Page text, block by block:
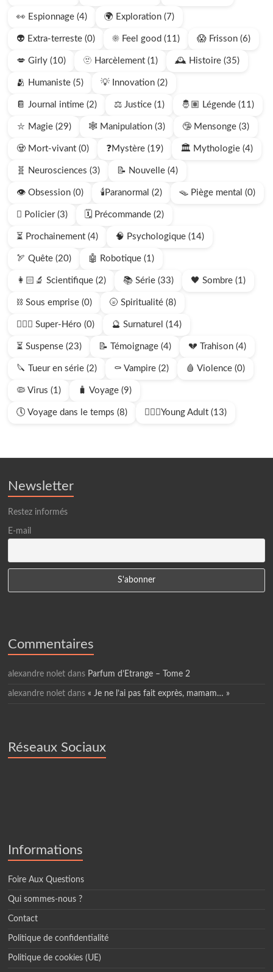
👀 Espionnage (4) 🌍 Exploration (7)
👽 Extra-terreste (0) ☀️ Feel good (11) 😱 Frisson (6)
💋 Girly (10) 🫥 Harcèlement (1) 🕰️ Histoire (35)
🫂 Humaniste (5) 💡 Innovation (2)
📔 Journal intime (2) ⚖️ Justice (1) 🤴🏽 Légende (11)
⛥ Magie (29) 🕸️ Manipulation (3) 🤥 Mensonge (3)
🧟 Mort-vivant (0) ❓Mystère (19) 🏛️ Mythologie (4)
🧬 Neurosciences (3) 📝 Nouvelle (4)
👁️ Obsession (0) 🕯️Paranormal (2) 🪤 Piège mental (0)
🫆 Policier (3) 🗓️ Précommande (2)
⏳ Prochainement (4) 🧠 Psychologique (14)
🏹 Quête (20) 🤖 Robotique (1)
👩🏻‍🔬 Scientifique (2) 📚 Série (33) 🖤 Sombre (1)
⛓️ Sous emprise (0) 🌝 Spiritualité (8)
🦸🏻‍♂️ Super-Héro (0) 🔮 Surnaturel (14)
⏳ Suspense (23) 📝 Témoignage (4) 💔 Trahison (4)
🔪 Tueur en série (2) ⚰️ Vampire (2) 🩸 Violence (0)
🦠 Virus (1) 🧳 Voyage (9)
🕔 Voyage dans le temps (8) 🧍🏻‍♂️Young Adult (13)
Newsletter
Restez informés
E-mail
Commentaires
alexandre nolet dans Parfum d’Etrange – Tome 2
alexandre nolet dans « Je ne l’ai pas fait exprès, mamam… »
Réseaux Sociaux
Informations
Foire Aux Questions
Qui sommes-nous ?
Contact
Politique de confidentialité
Politique de cookies (UE)